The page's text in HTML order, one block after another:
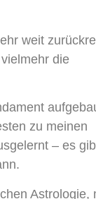
weit
die
zu meinen
– es
Astrologie,